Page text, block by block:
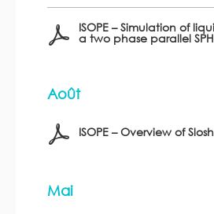
ISOPE – Simulation of
a two phase parallel
Août
ISOPE – Overview of
Mai